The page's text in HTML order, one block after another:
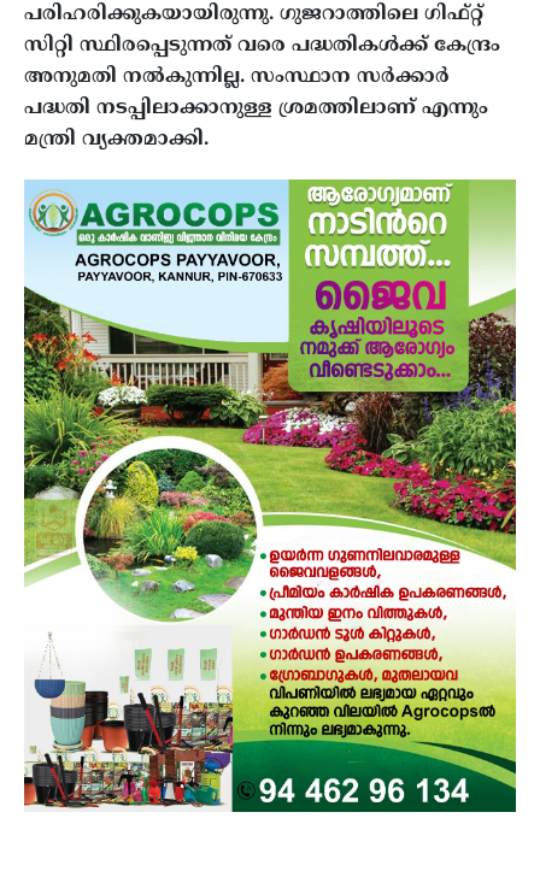
പരിഹരിക്കുകയായിരുന്നു. ഗുജറാത്തിലെ ഗിഫ്റ്റ്
സിറ്റി സ്ഥിരപ്പെടുന്നത് വരെ പദ്ധതികള്‍ക്ക് കേന്ദ്രം
അനുമതി നല്‍കുന്നില്ല. സംസ്ഥാന സര്‍ക്കാര്‍
പദ്ധതി നടപ്പിലാക്കാനുള്ള ശ്രമത്തിലാണ് എന്നും
മന്ത്രി വ്യക്തമാക്കി.